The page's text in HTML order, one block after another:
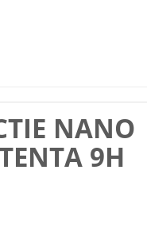
NANO
9H